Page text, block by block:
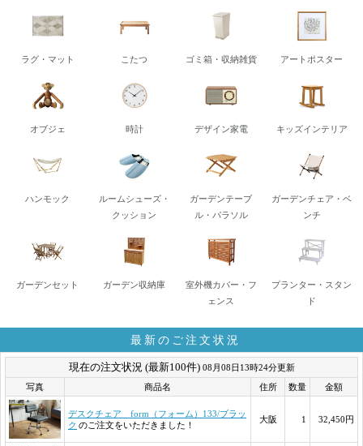
ラグ・マット こたつ ゴミ箱・収納雑貨 アートポスター
オブジェ 時計 デザイン家電 キッズインテリア
ハンモック
ルームシューズ・
クッション
ガーデンテーブ
ル・パラソル
ガーデンチェア・ベ
ンチ
ガーデンセット ガーデン収納庫
室外機カバー・フ
ェンス
プランター・スタン
ド
最新のご注文状況